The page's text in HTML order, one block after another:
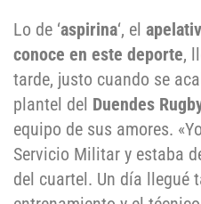
Lo de ‘aspirina‘, el
conoce en este deporte,
tarde, justo cuando se
plantel del Duendes
equipo de sus amores.
Servicio Militar y estaba
del cuartel. Un día llegué